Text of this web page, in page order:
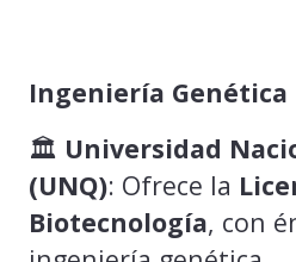
Ingeniería Genética
🏛️ Universidad
(UNQ): Ofrece la
Biotecnología, con